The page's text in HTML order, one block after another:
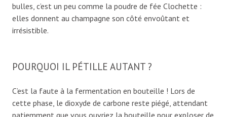
bulles, c’est un peu comme la poudre de fée Clochette :
elles donnent au champagne son côté envoûtant et
irrésistible.
POURQUOI IL PÉTILLE AUTANT ?
C’est la faute à la fermentation en bouteille ! Lors de
cette phase, le dioxyde de carbone reste piégé, attendant